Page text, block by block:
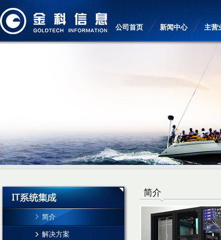
公司首页 新闻中心 主营
简介
解决方案
简介